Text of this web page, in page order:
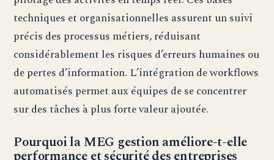
techniques et organisationnelles assurent un suivi
précis des processus métiers, réduisant
considérablement les risques d’erreurs humaines ou
de pertes d’information. L’intégration de workflows
automatisés permet aux équipes de se concentrer
sur des tâches à plus forte valeur ajoutée.
Pourquoi la MEG gestion améliore-t-elle